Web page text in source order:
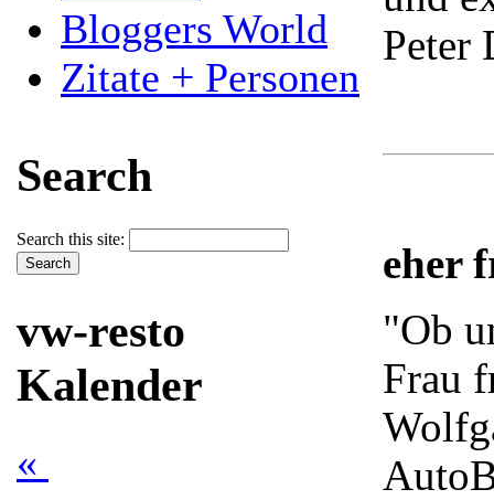
Bloggers World
Zitate + Personen
Search
Search this site:
vw-resto
Kalender
«
Peter
eher
"Ob
Frau